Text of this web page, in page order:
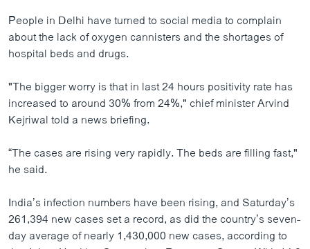
People in Delhi have turned to social media to complain
about the lack of oxygen cannisters and the shortages of
hospital beds and drugs.
"The bigger worry is that in last 24 hours positivity rate has
increased to around 30% from 24%," chief minister Arvind
Kejriwal told a news briefing.
“The cases are rising very rapidly. The beds are filling fast,"
he said.
India’s infection numbers have been rising, and Saturday’s
261,394 new cases set a record, as did the country’s seven-
day average of nearly 1,430,000 new cases, according to